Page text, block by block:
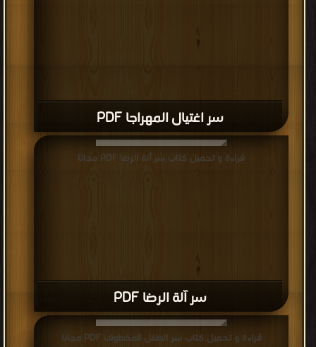
سر اغتيال المهراجا PDF
سر آلة الرضا PDF
قراءة و تحميل كتاب سر آلة الرضا PDF مجانا
قراءة و تحميل كتاب سر الطفل المخطوف PDF مجانا